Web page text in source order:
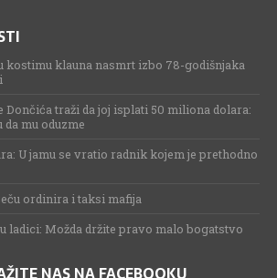
kostimu klauna nasmrt izbo 78-godišnjaka
Dončića traži da joj isplati 50 miliona dolara:
mu oduzme
U jamu se vratio radnik kojem je prethodno
ordinira i taksi mafija
ladici: Možda držite pravo malo bogatstvo
NAS NA FACEBOOKU